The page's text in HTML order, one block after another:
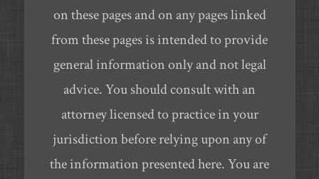
on these pages and on any pages linked
from these pages is intended to provide
general information only and not legal
advice. You should consult with an
attorney licensed to practice in your
jurisdiction before relying upon any of
the information presented here. You are